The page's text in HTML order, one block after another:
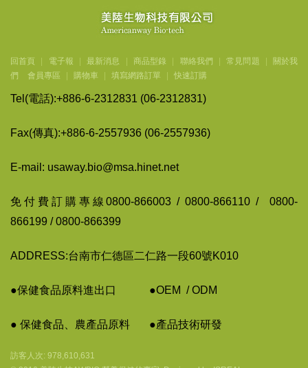
回首頁 電子報 最新消息 商品型錄 聯絡我們 常見問題
關於我
們
會員專區 購物車 填寫網路訂單 快速訂購
Tel(電話):+886-6-2312831 (06-2312831)
Fax(傳真):+886-6-2557936 (06-2557936)
E-mail: usaway.bio@msa.hinet.net
免付費訂購專線0800-866003 / 0800-866110 / 0800-
866199 / 0800-866399
ADDRESS:台南市仁德區二仁路一段60號K010
●保健食品原料進出口 ●OEM / ODM
● 保健食品、農產品原料 ●產品技術研發
訪客人次: 978,610,631